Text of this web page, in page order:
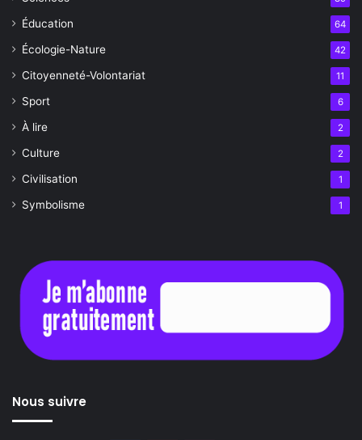
Éducation 64
Écologie-Nature 42
Citoyenneté-Volontariat 11
Sport 6
À lire 2
Culture 2
Civilisation 1
Symbolisme 1
Nous suivre